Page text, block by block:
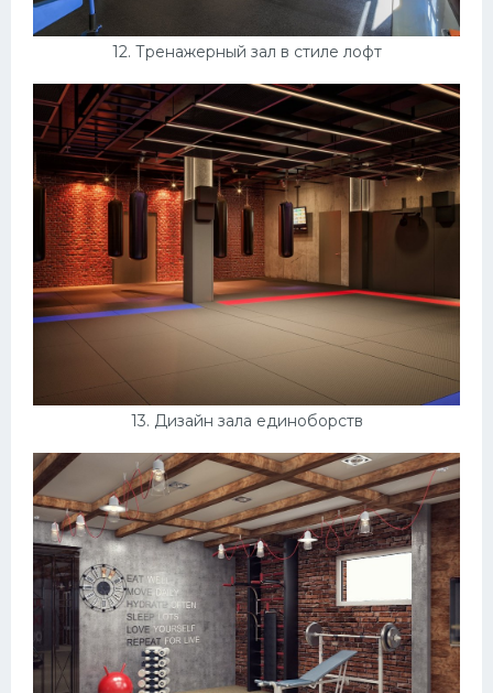
12. Тренажерный зал в стиле лофт
13. Дизайн зала единоборств